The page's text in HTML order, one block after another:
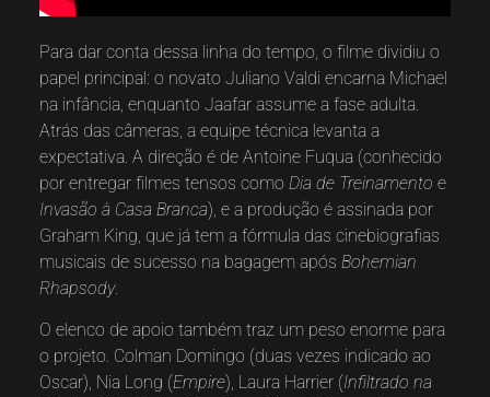
Para dar conta dessa linha do tempo, o filme dividiu o
papel principal: o novato Juliano Valdi encarna Michael
na infância, enquanto Jaafar assume a fase adulta.
Atrás das câmeras, a equipe técnica levanta a
expectativa. A direção é de Antoine Fuqua (conhecido
por entregar filmes tensos como Dia de Treinamento e
Invasão à Casa Branca), e a produção é assinada por
Graham King, que já tem a fórmula das cinebiografias
musicais de sucesso na bagagem após Bohemian
Rhapsody.
O elenco de apoio também traz um peso enorme para
o projeto. Colman Domingo (duas vezes indicado ao
Oscar), Nia Long (Empire), Laura Harrier (Infiltrado na